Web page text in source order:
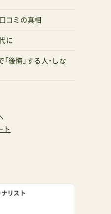
コミの真相
に
後悔」する人・しな
ト
リスト